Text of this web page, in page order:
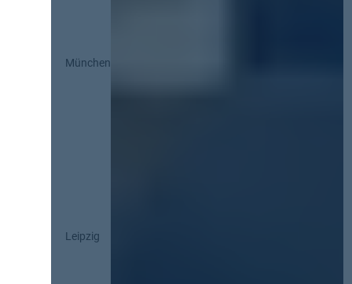
München
Leipzig